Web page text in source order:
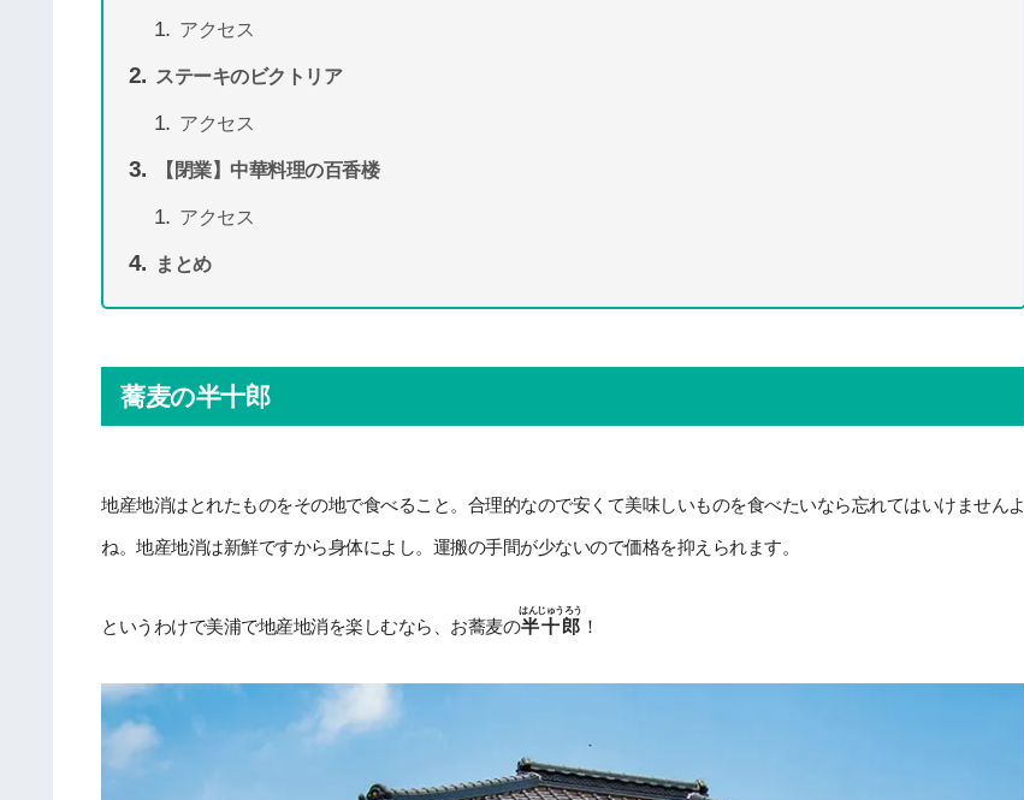
アクセス
ステーキのビクトリア
アクセス
【閉業】中華料理の百香楼
アクセス
まとめ
蕎麦の半十郎
地産地消はとれたものをその地で食べること。合理的なので安くて美味しいものを食べたいなら忘れてはいけませんよ
ね。地産地消は新鮮ですから身体によし。運搬の手間が少ないので価格を抑えられます。
というわけで美浦で地産地消を楽しむなら、お蕎麦の半十郎
はんじゅうろう
！